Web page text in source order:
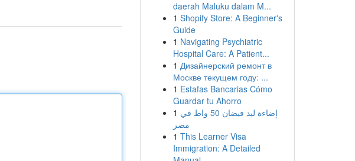
daerah Maluku dalam M...
1 Shopify Store: A Beginner's
Guide
1 Navigating Psychiatric
Hospital Care: A Patient...
1 Дизайнерский ремонт в
Москве текущем году: ...
1 Estafas Bancarias Cómo
Guardar tu Ahorro
1 إضاءة ليد فيضان 50 واط في
مصر
1 This Learner Visa
Immigration: A Detailed